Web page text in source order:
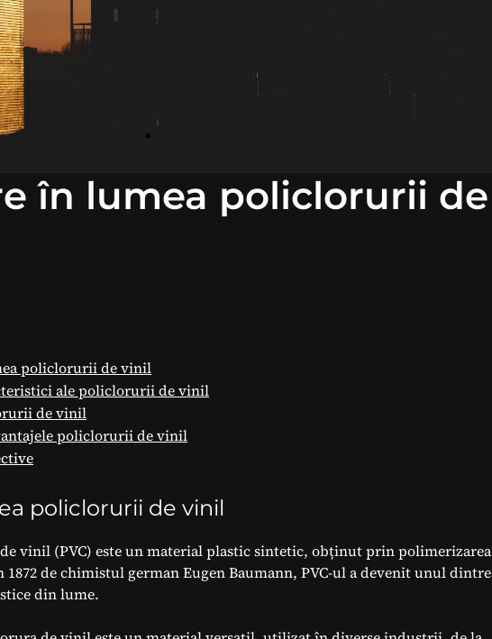
în lumea policlorurii de
policlorurii de vinil
ale policlorurii de vinil
de vinil
policlorurii de vinil
policlorurii de vinil
vinil (PVC) este un material plastic sintetic, obținut prin polimerizarea
de chimistul german Eugen Baumann, PVC-ul a devenit unul dintre
din lume.